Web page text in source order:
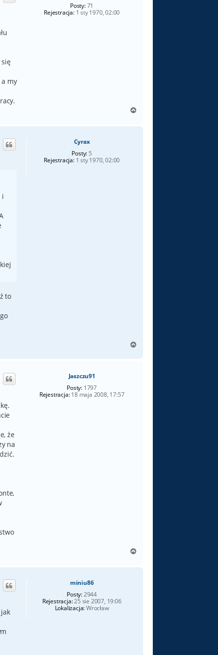
Posty:71
Rejestracja:1 sty 1970, 02:00
my
g
Cyrax
Posty: 5
Rejestracja:1 sty 1970, 02:00
i
to
g
Jaszczu91
Posty: 1797
Rejestracja:18 maja 2008, 17:57
że
na
g
miniu86
Posty:2944
Rejestracja:25 sie 2007, 19:06
Lokalizacja:Wrocław